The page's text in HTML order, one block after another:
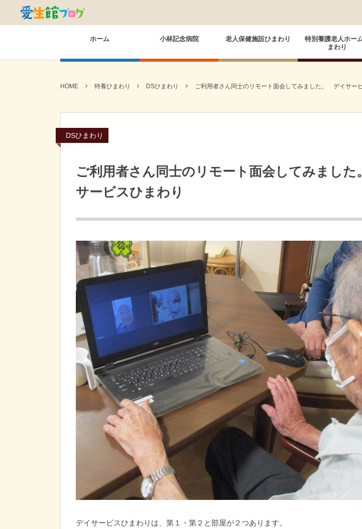
ホーム 小林記念病院 老人保健施設ひまわり
特別養護老人ホー
まわり
HOME 特養ひまわり DSひまわり ご利用者さん同士のリモート面会してみました。 デイサー
DSひまわり
ご利用者さん同士のリモート面会してみまし
サービスひまわり
デイサービスひまわりは、第１・第２と部屋が２つあります。